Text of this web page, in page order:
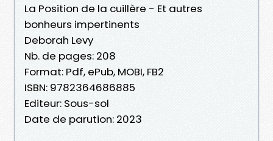
La Position de la cuillère - Et autres
bonheurs impertinents
Deborah Levy
Nb. de pages: 208
Format: Pdf, ePub, MOBI, FB2
ISBN: 9782364686885
Editeur: Sous-sol
Date de parution: 2023